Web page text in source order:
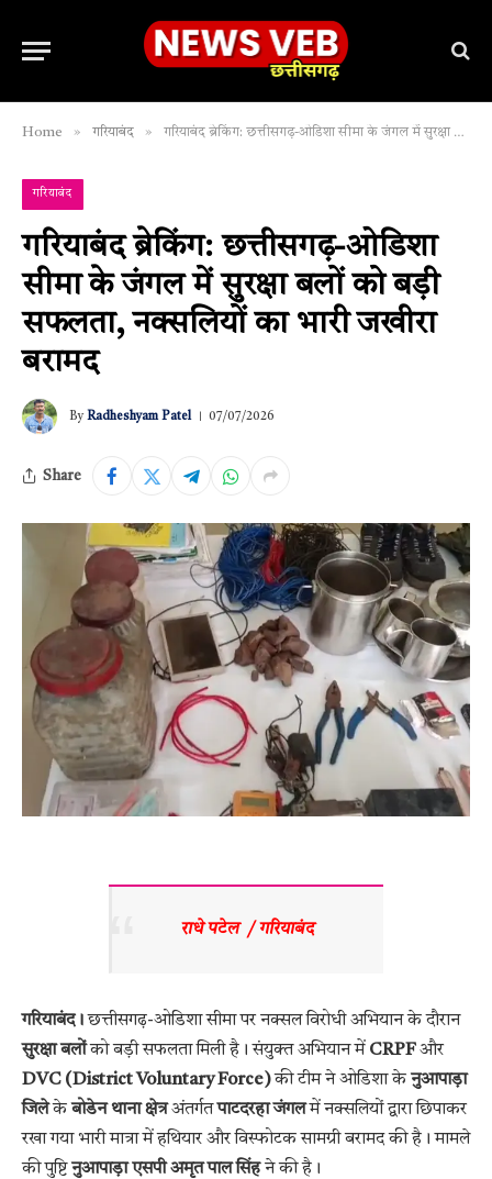
Home » गरियाबंद » गरियाबंद ब्रेकिंग: छत्तीसगढ़-ओडिशा सीमा के जंगल में सुरक्षा बलों को बड़ी सफलता, नक्सलियों का भारी जखीरा बरामद
गरियाबंद
गरियाबंद ब्रेकिंग: छत्तीसगढ़-ओडिशा
सीमा के जंगल में सुरक्षा बलों को बड़ी
सफलता, नक्सलियों का भारी जखीरा
बरामद
By Radheshyam Patel 07/07/2026
Share
राधे पटेल  / गरियाबंद
गरियाबंद। छत्तीसगढ़-ओडिशा सीमा पर नक्सल विरोधी अभियान के दौरान
सुरक्षा बलोंको बड़ी सफलता मिली है। संयुक्त अभियान में CRPFऔर
DVC (District Voluntary Force)की टीम ने ओडिशा के नुआपाड़ा
जिलेके बोडेन थाना क्षेत्रअंतर्गतपाटदरहा जंगलमें नक्सलियों द्वारा छिपाकर
रखा गया भारी मात्रा में हथियार और विस्फोटक सामग्री बरामद की है। मामले
की पुष्टिनुआपाड़ा एसपी अमृत पाल सिंहने की है।